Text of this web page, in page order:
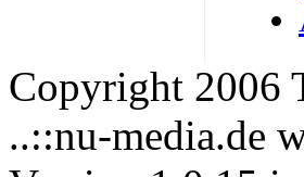
Copyright 2006
..::nu-media.de